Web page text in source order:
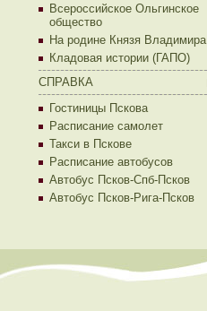
Всероссийское Ольгинское
общество
На родине Князя Владимира
Кладовая истории (ГАПО)
СПРАВКА
Гостиницы Пскова
Расписание самолет
Такси в Пскове
Расписание автобусов
Автобус Псков-Спб-Псков
Автобус Псков-Рига-Псков